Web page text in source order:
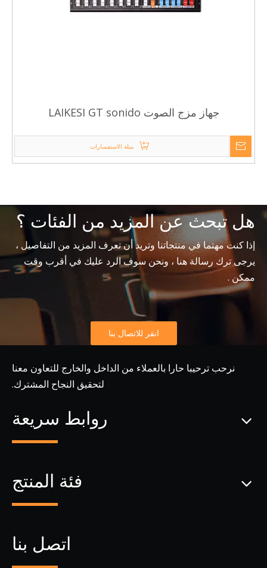
جهاز مزج الصوت LAIKESI GT sonido
سلة الاستفسارات
هل تبحث عن المزيد من الفئات ؟
إذا كنت مهتما في منتجاتنا وتريد أن تعرف المزيد من التفاصيل ،
يرجى ترك رسالة هنا ، ونحن سوف الرد عليك في أقرب وقت
ممكن .
انقر للاتصال بنا
نرحب ترحيبا حارا بالعملاء من الداخل والخارج للتعاون معنا
لتحقيق النجاح المشترك.
روابط سريعة
فئة المنتج
اتصل بنا